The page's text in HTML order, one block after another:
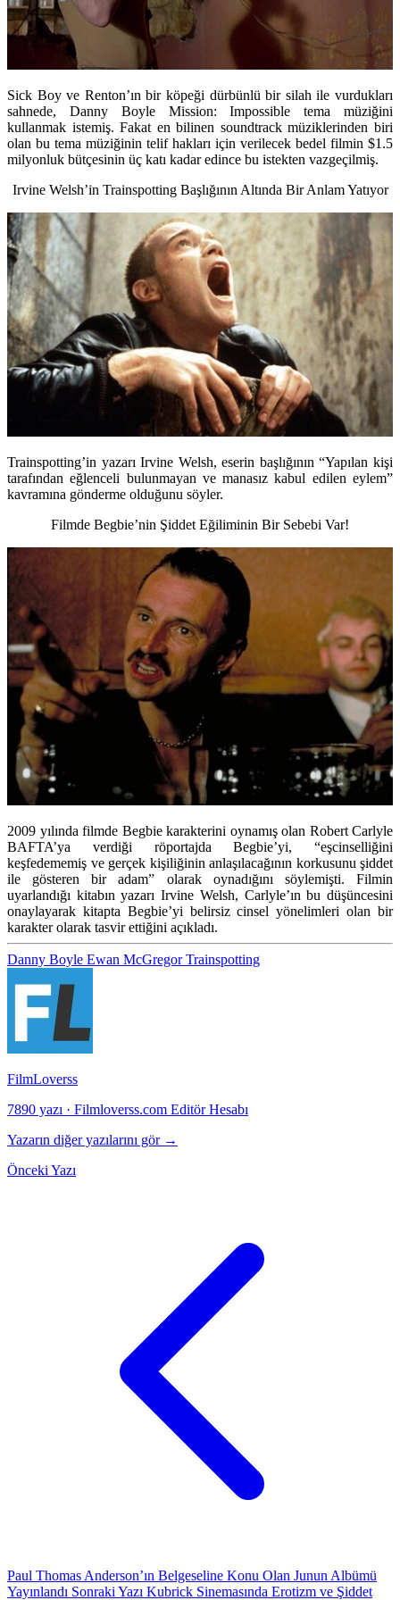
Sick Boy ve Renton’ın bir köpeği dürbünlü bir silah ile vurdukları
sahnede, Danny Boyle Mission: Impossible tema müziğini
kullanmak istemiş. Fakat en bilinen soundtrack müziklerinden biri
olan bu tema müziğinin telif hakları için verilecek bedel filmin $1.5
milyonluk bütçesinin üç katı kadar edince bu istekten vazgeçilmiş.
Irvine Welsh’in Trainspotting Başlığının Altında Bir Anlam Yatıyor
Trainspotting’in yazarı Irvine Welsh, eserin başlığının “Yapılan kişi
tarafından eğlenceli bulunmayan ve manasız kabul edilen eylem”
kavramına gönderme olduğunu söyler.
Filmde Begbie’nin Şiddet Eğiliminin Bir Sebebi Var!
2009 yılında filmde Begbie karakterini oynamış olan Robert Carlyle
BAFTA’ya verdiği röportajda Begbie’yi, “eşcinselliğini
keşfedememiş ve gerçek kişiliğinin anlaşılacağının korkusunu şiddet
ile gösteren bir adam” olarak oynadığını söylemişti. Filmin
uyarlandığı kitabın yazarı Irvine Welsh, Carlyle’ın bu düşüncesini
onaylayarak kitapta Begbie’yi belirsiz cinsel yönelimleri olan bir
karakter olarak tasvir ettiğini açıkladı.
Danny Boyle Ewan McGregorTrainspotting
FilmLoverss
7890 yazı · Filmloverss.com Editör Hesabı
Yazarın diğer yazılarını gör →
Önceki Yazı
Paul Thomas Anderson’ın Belgeseline Konu Olan Junun Albümü
Yayınlandı Sonraki Yazı Kubrick Sinemasında Erotizm ve Şiddet